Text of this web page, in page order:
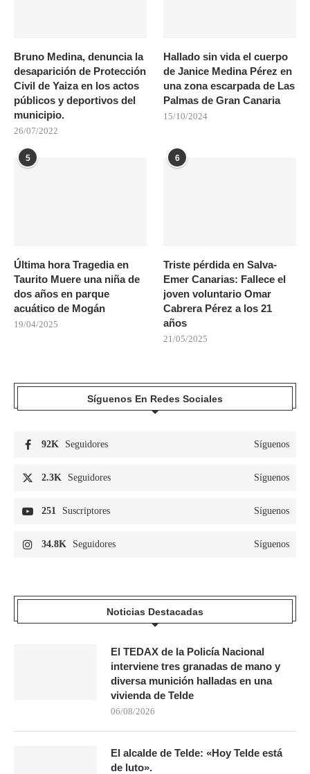
Bruno Medina, denuncia la
desaparición de Protección
Civil de Yaiza en los actos
públicos y deportivos del
municipio.
26/07/2022
Hallado sin vida el cuerpo
de Janice Medina Pérez en
una zona escarpada de Las
Palmas de Gran Canaria
15/10/2024
5
Última hora Tragedia en
Taurito Muere una niña de
dos años en parque
acuático de Mogán
19/04/2025
6
Triste pérdida en Salva-
Emer Canarias: Fallece el
joven voluntario Omar
Cabrera Pérez a los 21
años
21/05/2025
Síguenos En Redes Sociales
92K Seguidores Síguenos
2.3K Seguidores Síguenos
251 Suscriptores Síguenos
34.8K Seguidores Síguenos
Noticias Destacadas
El TEDAX de la Policía Nacional
interviene tres granadas de mano y
diversa munición halladas en una
vivienda de Telde
06/08/2026
El alcalde de Telde: «Hoy Telde está
de luto».